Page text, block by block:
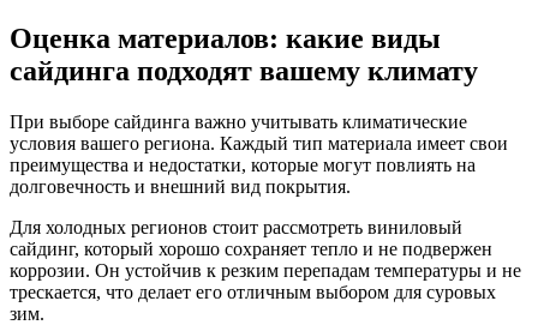
Оценка материалов: какие виды
сайдинга подходят вашему климату
При выборе сайдинга важно учитывать климатические
условия вашего региона. Каждый тип материала имеет свои
преимущества и недостатки, которые могут повлиять на
долговечность и внешний вид покрытия.
Для холодных регионов стоит рассмотреть виниловый
сайдинг, который хорошо сохраняет тепло и не подвержен
коррозии. Он устойчив к резким перепадам температуры и не
трескается, что делает его отличным выбором для суровых
зим.